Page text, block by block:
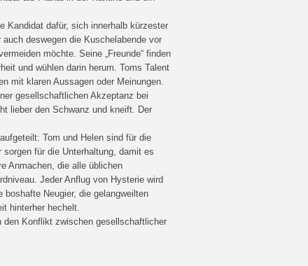
Kandidat dafür, sich innerhalb kürzester
deswegen die Kuschelabende vor
möchte. Seine „Freunde“ finden
und wühlen darin herum. Toms Talent
mit klaren Aussagen oder Meinungen.
gesellschaftlichen Akzeptanz bei
lieber den Schwanz und kneift. Der
Tom und Helen sind für die
für die Unterhaltung, damit es
Anmachen, die alle üblichen
Jeder Anflug von Hysterie wird
Neugier, die gelangweilten
hinterher hechelt.
den Konflikt zwischen gesellschaftlicher